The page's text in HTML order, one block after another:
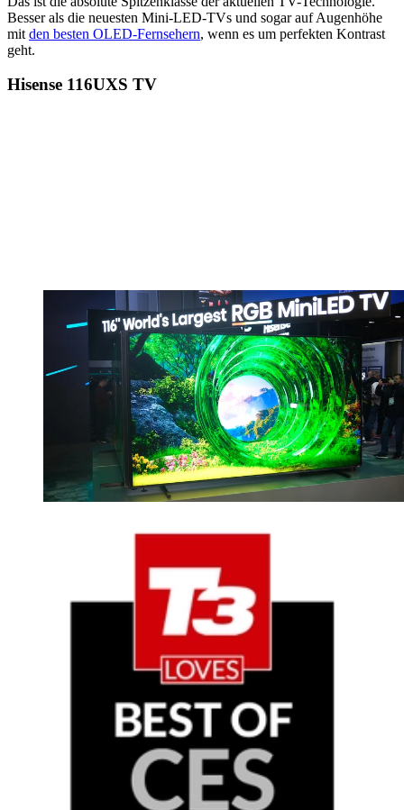
Besser als die neuesten Mini-LED-TVs und sogar auf Augenhöhe
mit den besten OLED-Fernsehern, wenn es um perfekten Kontrast
geht.
Hisense 116UXS TV